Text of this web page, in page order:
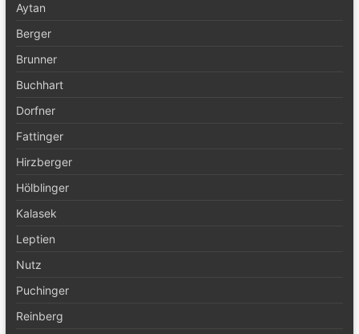
Aytan
Berger
Brunner
Buchhart
Dorfner
Fattinger
Hirzberger
Hölblinger
Kalasek
Leptien
Nutz
Puchinger
Reinberg